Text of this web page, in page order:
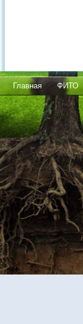
Главная ФИТО